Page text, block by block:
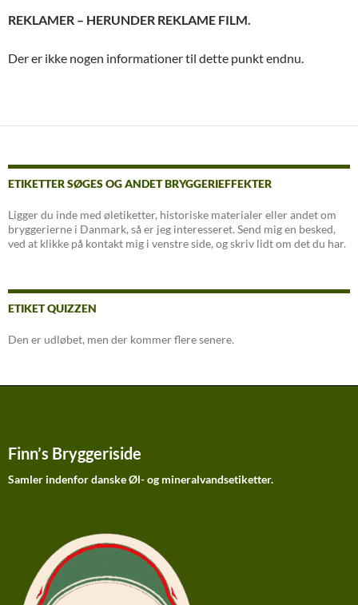
REKLAMER – HERUNDER REKLAME FILM.
Der er ikke nogen informationer til dette punkt endnu.
ETIKETTER SØGES OG ANDET BRYGGERIEFFEKTER
Ligger du inde med øletiketter, historiske materialer eller andet om
bryggerierne i Danmark, så er jeg interesseret. Send mig en besked,
ved at klikke på kontakt mig i venstre side, og skriv lidt om det du har.
ETIKET QUIZZEN
Den er udløbet, men der kommer flere senere.
Finn’s Bryggeriside
Samler indenfor danske Øl- og mineralvandsetiketter.